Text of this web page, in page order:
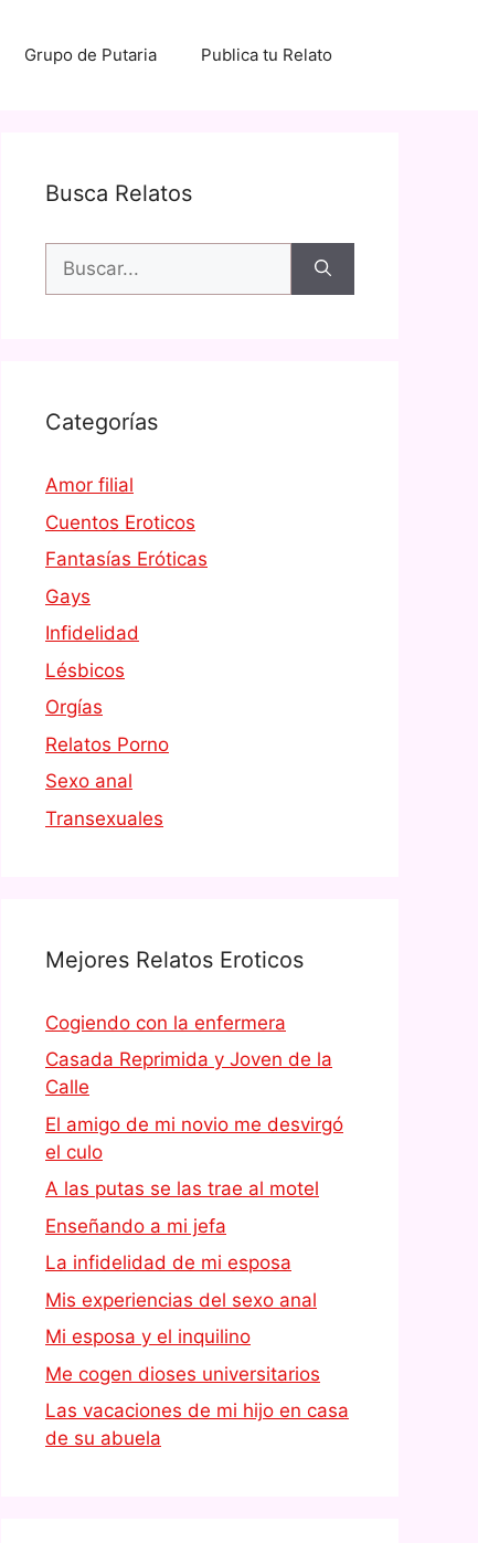
Grupo de Putaria Publica tu Relato
Busca Relatos
Buscar:
Categorías
Amor filial
Cuentos Eroticos
Fantasías Eróticas
Gays
Infidelidad
Lésbicos
Orgías
Relatos Porno
Sexo anal
Transexuales
Mejores Relatos Eroticos
Cogiendo con la enfermera
Casada Reprimida y Joven de la
Calle
El amigo de mi novio me desvirgó
el culo
A las putas se las trae al motel
Enseñando a mi jefa
La infidelidad de mi esposa
Mis experiencias del sexo anal
Mi esposa y el inquilino
Me cogen dioses universitarios
Las vacaciones de mi hijo en casa
de su abuela